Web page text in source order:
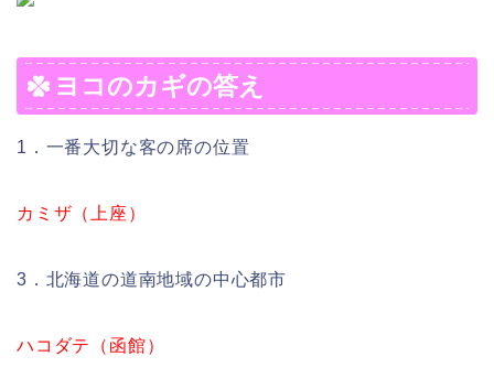
ヨコのカギの答え
1．一番大切な客の席の位置
カミザ（上座）
3．北海道の道南地域の中心都市
ハコダテ（函館）